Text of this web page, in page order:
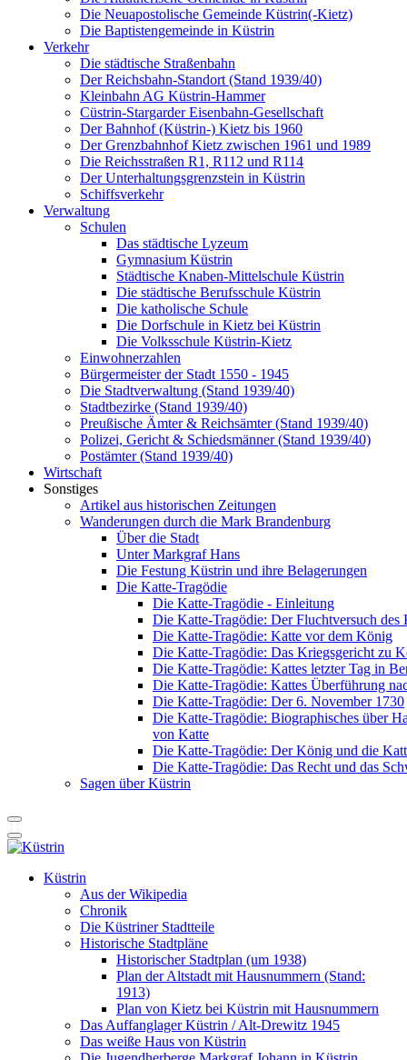
Die Neuapostolische Gemeinde Küstrin(-Kietz)
Die Baptistengemeinde in Küstrin
Verkehr
Die städtische Straßenbahn
Der Reichsbahn-Standort (Stand 1939/40)
Kleinbahn AG Küstrin-Hammer
Cüstrin-Stargarder Eisenbahn-Gesellschaft
Der Bahnhof (Küstrin-) Kietz bis 1960
Der Grenzbahnhof Kietz zwischen 1961 und 1989
Die Reichsstraßen R1, R112 und R114
Der Unterhaltungsgrenzstein in Küstrin
Schiffsverkehr
Verwaltung
Schulen
Das städtische Lyzeum
Gymnasium Küstrin
Städtische Knaben-Mittelschule Küstrin
Die städtische Berufsschule Küstrin
Die katholische Schule
Die Dorfschule in Kietz bei Küstrin
Die Volksschule Küstrin-Kietz
Einwohnerzahlen
Bürgermeister der Stadt 1550 - 1945
Die Stadtverwaltung (Stand 1939/40)
Stadtbezirke (Stand 1939/40)
Preußische Ämter & Reichsämter (Stand 1939/40)
Polizei, Gericht & Schiedsmänner (Stand 1939/40)
Postämter (Stand 1939/40)
Wirtschaft
Sonstiges
Artikel aus historischen Zeitungen
Wanderungen durch die Mark Brandenburg
Über die Stadt
Unter Markgraf Hans
Die Festung Küstrin und ihre Belagerungen
Die Katte-Tragödie
Die Katte-Tragödie - Einleitung
Die Katte-Tragödie: Der Fluchtversuch des
Die Katte-Tragödie: Katte vor dem König
Die Katte-Tragödie: Das Kriegsgericht zu
Die Katte-Tragödie: Kattes letzter Tag in
Die Katte-Tragödie: Kattes Überführung
Die Katte-Tragödie: Der 6. November 1730
Die Katte-Tragödie: Biographisches über
von Katte
Die Katte-Tragödie: Der König und die
Die Katte-Tragödie: Das Recht und das
Sagen über Küstrin
Küstrin
Aus der Wikipedia
Chronik
Die Küstriner Stadtteile
Historische Stadtpläne
Historischer Stadtplan (um 1938)
Plan der Altstadt mit Hausnummern (Stand:
1913)
Plan von Kietz bei Küstrin mit Hausnummern
Das Auffanglager Küstrin / Alt-Drewitz 1945
Das weiße Haus von Küstrin